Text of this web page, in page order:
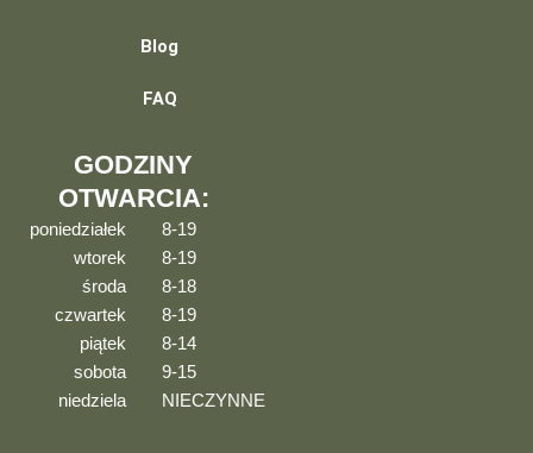
Blog
FAQ
GODZINY
OTWARCIA:
poniedziałek
8-19
wtorek
8-19
środa
8-18
czwartek
8-19
piątek
8-14
sobota
9-15
niedziela
NIECZYNNE